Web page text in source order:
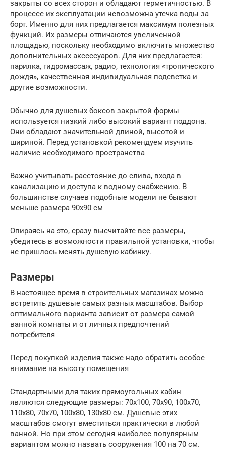
закрыты со всех сторон и обладают герметичностью. В
процессе их эксплуатации невозможна утечка воды за
борт. Именно для них предлагается максимум полезных
функций. Их размеры отличаются увеличенной
площадью, поскольку необходимо включить множество
дополнительных аксессуаров. Для них предлагается:
парилка, гидромассаж, радио, технология «тропического
дождя», качественная индивидуальная подсветка и
другие возможности.
Обычно для душевых боксов закрытой формы
используется низкий либо высокий вариант поддона.
Они обладают значительной длиной, высотой и
шириной. Перед установкой рекомендуем изучить
наличие необходимого пространства
Важно учитывать расстояние до слива, входа в
канализацию и доступа к водному снабжению. В
большинстве случаев подобные модели не бывают
меньше размера 90х90 см
Опираясь на это, сразу высчитайте все размеры,
убедитесь в возможности правильной установки, чтобы
не пришлось менять душевую кабинку.
Размеры
В настоящее время в строительных магазинах можно
встретить душевые самых разных масштабов. Выбор
оптимального варианта зависит от размера самой
ванной комнаты и от личных предпочтений
потребителя
Перед покупкой изделия также надо обратить особое
внимание на высоту помещения
Стандартными для таких прямоугольных кабин
являются следующие размеры: 70х100, 70х90, 100х70,
110х80, 70х70, 100х80, 130х80 см. Душевые этих
масштабов смогут вместиться практически в любой
ванной. Но при этом сегодня наиболее популярным
вариантом можно назвать сооружения 100 на 70 см.